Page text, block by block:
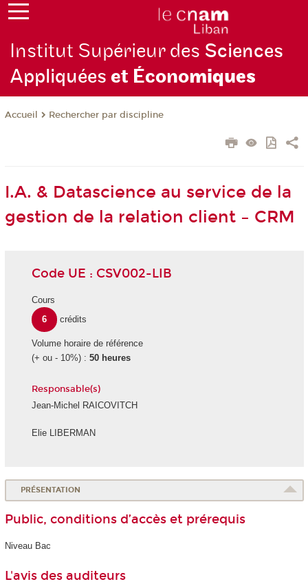
Institut Supérieur des Sciences
Appliquéeset Économiques
Accueil Rechercher par discipline
I.A. & Datascience au service de la
gestion de la relation client – CRM
Code UE : CSV002-LIB
Cours
6
crédits
Volume horaire de référence
(+ ou - 10%) : 50 heures
Responsable(s)
Jean-Michel RAICOVITCH
Elie LIBERMAN
PRÉSENTATION
Public, conditions d’accès et prérequis
Niveau Bac
L'avis des auditeurs